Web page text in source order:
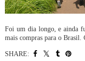
Foi um dia longo, e ainda
mais compras para o Brasil.
SHARE: